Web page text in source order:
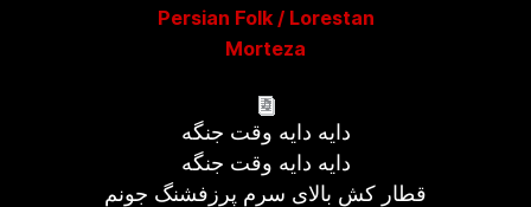
Persian Folk / Lorestan
Morteza
دایه دایه وقت جنگه
دایه دایه وقت جنگه
قطار کش بالای سرم پرزفشنگ جونم